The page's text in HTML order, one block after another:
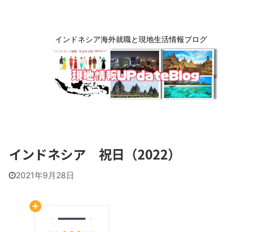
インドネシア海外就職と現地生活情報ブログ
インドネシア 祝日（2022）
2021年9月28日